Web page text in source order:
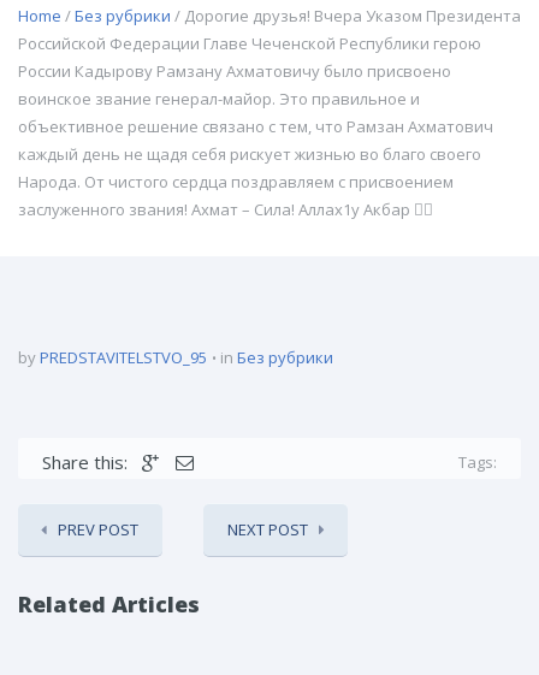
Home /Без рубрики / Дорогие друзья! Вчера Указом Президента
Российской Федерации Главе Чеченской Республики герою
России Кадырову Рамзану Ахматовичу было присвоено
воинское звание генерал-майор. Это правильное и
объективное решение связано с тем, что Рамзан Ахматович
каждый день не щадя себя рискует жизнью во благо своего
Народа. От чистого сердца поздравляем с присвоением
заслуженного звания! Ахмат – Сила! Аллах1у Акбар ☝🏻
byPREDSTAVITELSTVO_95 in Без рубрики
Share this: Tags:
PREV POST NEXT POST
Related Articles